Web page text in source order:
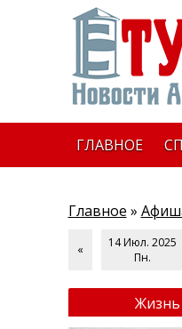
ГЛАВНОЕ
Главное »
«
14 Июл. 2025
Пн.
Жизнь